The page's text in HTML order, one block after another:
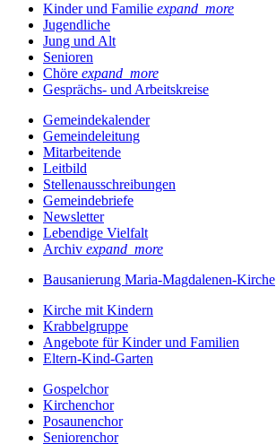
Kinder und Familie expand_more
Jugendliche
Jung und Alt
Senioren
Chöre expand_more
Gesprächs- und Arbeitskreise
Gemeindekalender
Gemeindeleitung
Mitarbeitende
Leitbild
Stellenausschreibungen
Gemeindebriefe
Newsletter
Lebendige Vielfalt
Archiv expand_more
Bausanierung Maria-Magdalenen-Kirche
Kirche mit Kindern
Krabbelgruppe
Angebote für Kinder und Familien
Eltern-Kind-Garten
Gospelchor
Kirchenchor
Posaunenchor
Seniorenchor